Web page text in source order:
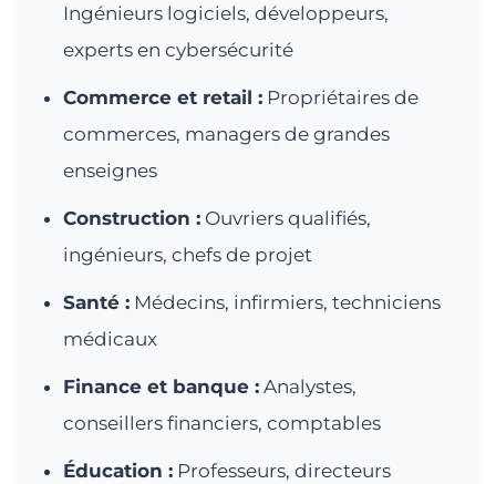
Ingénieurs logiciels, développeurs,
experts en cybersécurité
Commerce et retail :Propriétaires de
commerces, managers de grandes
enseignes
Construction :Ouvriers qualifiés,
ingénieurs, chefs de projet
Santé :Médecins, infirmiers, techniciens
médicaux
Finance et banque :Analystes,
conseillers financiers, comptables
Éducation :Professeurs, directeurs